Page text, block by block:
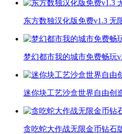
东方数独汉化版免费v1.3 无
梦幻都市我的城市免费畅玩
迷你块工艺沙盒世界自由创
贪吃蛇大作战无限金币钻石